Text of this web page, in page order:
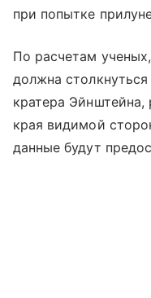
при попытке
По расчетам
должна
кратера Эйнштейна,
края видимой
данные будут